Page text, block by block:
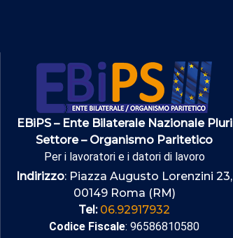
EBiPS – Ente Bilaterale Nazionale Pluri
Settore – Organismo Paritetico
Per i lavoratori e i datori di lavoro
Indirizzo: Piazza Augusto Lorenzini 23,
00149 Roma (RM)
Tel: 06.92917932
Codice Fiscale: 96586810580